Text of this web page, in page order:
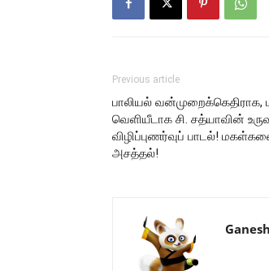
Previous article
பாலியல் வன்முறைக்கெதிராக,
வெளியீடாக சி. சத்யாவின்
விழிப்புணர்வுப் பாடல்!
அசத்தல்!